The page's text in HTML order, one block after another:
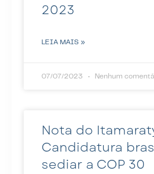
2023
LEIA MAIS »
07/07/2023 Nenhum
Nota do
Candidatura
sediar a COP 30